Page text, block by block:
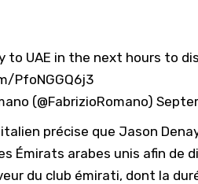
to UAE in the next hours to
PfoNGGQ6j3
(@FabrizioRomano)
précise que Jason
Émirats arabes unis afin de
du club émirati, dont la